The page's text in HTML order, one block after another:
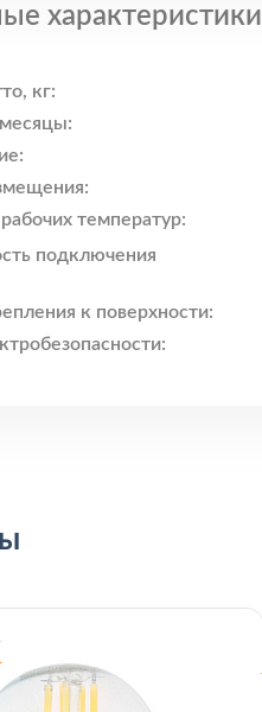
характеристики
кг:
месяцы:
температур:
подключения
к поверхности: